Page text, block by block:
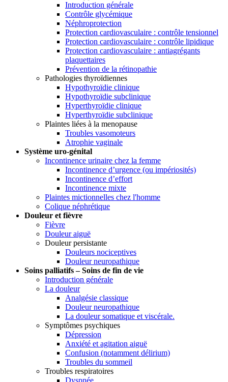
Introduction générale
Contrôle glycémique
Néphroprotection
Protection cardiovasculaire : contrôle tensionnel
Protection cardiovasculaire : contrôle lipidique
Protection cardiovasculaire : antiagrégants
plaquettaires
Prévention de la rétinopathie
Pathologies thyroïdiennes
Hypothyroïdie clinique
Hypothyroïdie subclinique
Hyperthyroïdie clinique
Hyperthyroïdie subclinique
Plaintes liées à la menopause
Troubles vasomoteurs
Atrophie vaginale
Système uro-génital
Incontinence urinaire chez la femme
Incontinence d’urgence (ou impériosités)
Incontinence d’effort
Incontinence mixte
Plaintes mictionnelles chez l'homme
Colique néphrétique
Douleur et fièvre
Fièvre
Douleur aiguë
Douleur persistante
Douleurs nociceptives
Douleur neuropathique
Soins palliatifs – Soins de fin de vie
Introduction générale
La douleur
Analgésie classique
Douleur neuropathique
La douleur somatique et viscérale.
Symptômes psychiques
Dépression
Anxiété et agitation aiguë
Confusion (notamment délirium)
Troubles du sommeil
Troubles respiratoires
Dyspnée